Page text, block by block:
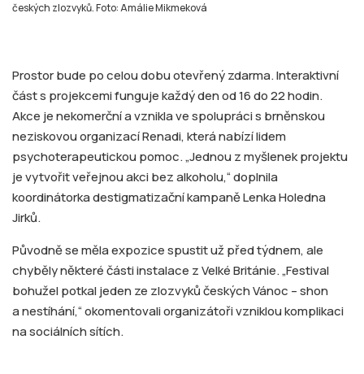
českých zlozvyků. Foto: Amálie Mikmeková
Prostor bude po celou dobu otevřený zdarma. Interaktivní
část s projekcemi funguje každý den od 16 do 22 hodin.
Akce je nekomerční a vznikla ve spolupráci s brněnskou
neziskovou organizací Renadi, která nabízí lidem
psychoterapeutickou pomoc. „Jednou z myšlenek projektu
je vytvořit veřejnou akci bez alkoholu,“ doplnila
koordinátorka destigmatizační kampaně Lenka Holedna
Jirků.
Původně se měla expozice spustit už před týdnem, ale
chyběly některé části instalace z Velké Británie. „Festival
bohužel potkal jeden ze zlozvyků českých Vánoc – shon
a nestíhání,“ okomentovali organizátoři vzniklou komplikaci
na sociálních sítích.